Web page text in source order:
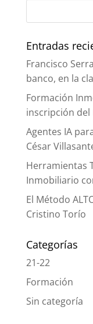
Entradas
Francisco
banco, en la
Formación
inscripción del
Agentes IA
César
Herramientas
Inmobiliario
El Método
Cristino Torío
Categorías
21-22
Formación
Sin categoría